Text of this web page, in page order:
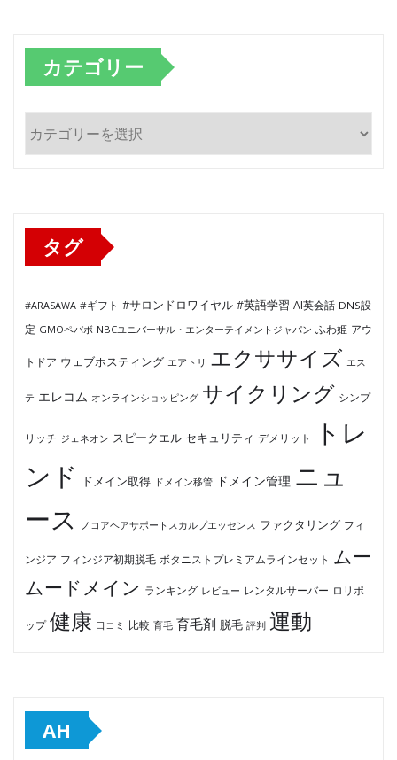
カテゴリー
テ
タグ
#ARASAWA #ギフト #サロンドロワイヤル #英語学習 AI英会話 DNS設
定 GMOペパボ NBCユニバーサル・エンターテイメントジャパン ふわ姫 アウ
トドア ウェブホスティング エアトリ エクササイズ エス
テ エレコム オンラインショッピング サイクリング シンプ
リッチ ジェネオン スピークエル セキュリティ デメリット
トレ
ンド
ドメイン取得 ドメイン移管 ドメイン管理 ニュ
ース
ノコアヘアサポートスカルプエッセンス ファクタリング フィ
ンジア フィンジア初期脱毛 ボタニストプレミアムラインセット ムー
ムードメイン ランキング レビュー レンタルサーバー ロリポ
ップ 健康 口コミ 比較 育毛 育毛剤 脱毛 評判 運動
AH